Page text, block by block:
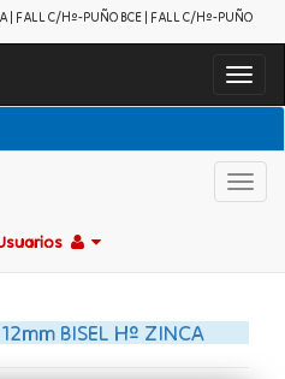
| FALL C/Hº-PUÑO BCE | FALL C/Hº-PUÑO
BISEL Hº ZINCA